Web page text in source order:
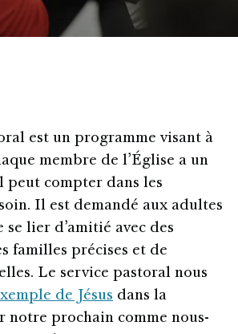
est un programme visant à
membre de l’Église a un
peut compter dans les
Il est demandé aux adultes
se lier d’amitié avec des
familles précises et de
Le service pastoral nous
de Jésus dans la
notre prochain comme nous-